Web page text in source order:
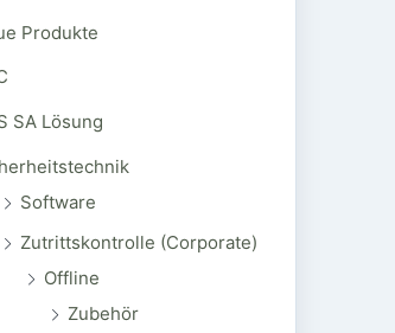
Produkte
SA Lösung
Software
Zutrittskontrolle (Corporate)
Offline
Zubehör